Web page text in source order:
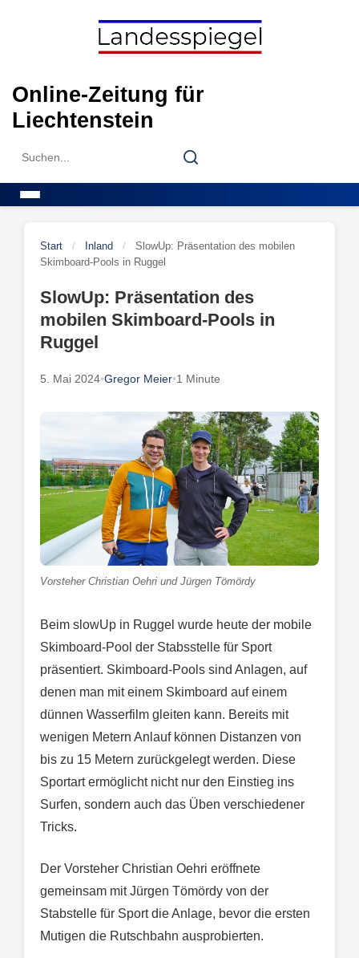
Online-Zeitung für
Liechtenstein
Search
Search
Start / Inland /
SlowUp: Präsentation des mobilen
Skimboard-Pools in Ruggel
SlowUp: Präsentation des
mobilen Skimboard-Pools in
Ruggel
5. Mai 2024•Gregor Meier•1 Minute
Vorsteher Christian Oehri und Jürgen Tömördy
Beim slowUp in Ruggel wurde heute der mobile
Skimboard-Pool der Stabsstelle für Sport
präsentiert. Skimboard-Pools sind Anlagen, auf
denen man mit einem Skimboard auf einem
dünnen Wasserfilm gleiten kann. Bereits mit
wenigen Metern Anlauf können Distanzen von
bis zu 15 Metern zurückgelegt werden. Diese
Sportart ermöglicht nicht nur den Einstieg ins
Surfen, sondern auch das Üben verschiedener
Tricks.
Der Vorsteher Christian Oehri eröffnete
gemeinsam mit Jürgen Tömördy von der
Stabstelle für Sport die Anlage, bevor die ersten
Mutigen die Rutschbahn ausprobierten.